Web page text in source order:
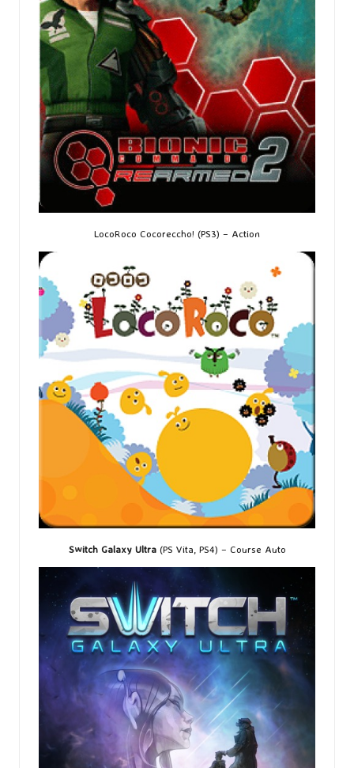
LocoRoco Cocoreccho! (PS3) – Action
Switch Galaxy Ultra(PS Vita, PS4) – Course Auto